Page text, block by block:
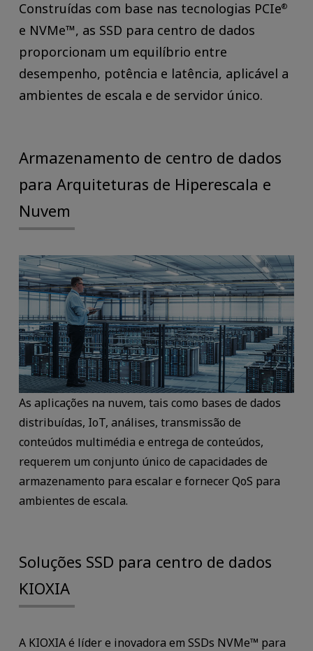
Construídas com base nas tecnologias PCIe®
e NVMe™, as SSD para centro de dados
proporcionam um equilíbrio entre
desempenho, potência e latência, aplicável a
ambientes de escala e de servidor único.
Armazenamento de centro de dados
para Arquiteturas de Hiperescala e
Nuvem
As aplicações na nuvem, tais como bases de dados
distribuídas, IoT, análises, transmissão de
conteúdos multimédia e entrega de conteúdos,
requerem um conjunto único de capacidades de
armazenamento para escalar e fornecer QoS para
ambientes de escala.
Soluções SSD para centro de dados
KIOXIA
A KIOXIA é líder e inovadora em SSDs NVMe™ para